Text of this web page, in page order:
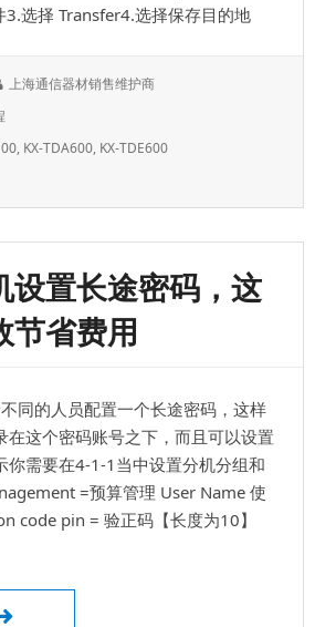
3.选择 Transfer4.选择保存目的地
作
上海通信器材销售维护商
, KX-TDA600, KX-TDE600
设置长途密码，这
节省费用
同的人员配置一个长途密码，这样
在这个密码账号之下，而且可以设置
你需要在4-1-1当中设置分机分组和
=预算管理 User Name 使
code pin = 验正码【长度为10】
松下交换机设置长途密码，这个可以有效节